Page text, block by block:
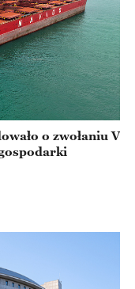
o zwołaniu V